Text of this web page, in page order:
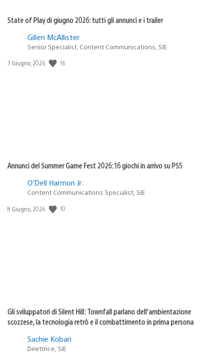
State of Play di giugno 2026: tutti gli annunci e i trailer
Gillen McAllister
Senior Specialist, Content Communications, SIE
Data
3 Giugno, 2026 16
Annunci del Summer Game Fest 2026: 16 giochi in arrivo su PS5
O’Dell Harmon Jr.
Content Communications Specialist, SIE
Data
8 Giugno, 2026 10
Gli sviluppatori di Silent Hill: Townfall parlano dell’ambientazione
scozzese, la tecnologia retrò e il combattimento in prima persona
Sachie Kobari
Direttrice, SIE